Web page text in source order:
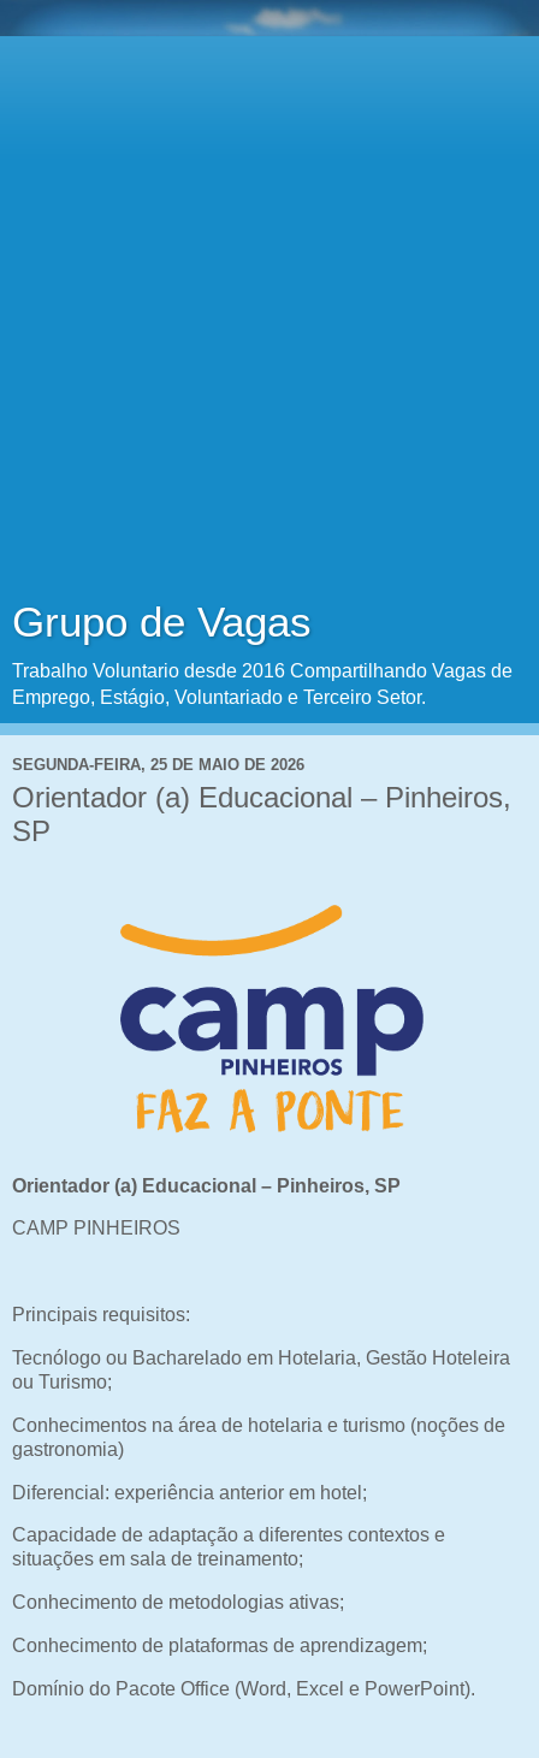
Grupo de Vagas
Trabalho Voluntario desde 2016 Compartilhando Vagas de
Emprego, Estágio, Voluntariado e Terceiro Setor.
SEGUNDA-FEIRA, 25 DE MAIO DE 2026
Orientador (a) Educacional – Pinheiros,
SP
Orientador (a) Educacional – Pinheiros, SP
CAMP PINHEIROS
Principais requisitos:
Tecnólogo ou Bacharelado em Hotelaria, Gestão Hoteleira
ou Turismo;
Conhecimentos na área de hotelaria e turismo (noções de
gastronomia)
Diferencial: experiência anterior em hotel;
Capacidade de adaptação a diferentes contextos e
situações em sala de treinamento;
Conhecimento de metodologias ativas;
Conhecimento de plataformas de aprendizagem;
Domínio do Pacote Office (Word, Excel e PowerPoint).